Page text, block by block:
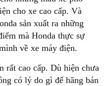
cho xe cao cấp. Và
sản xuất ra những
mà Honda thực sự
về xe máy điện.
rất cao cấp. Dù hiện chưa
có lý do gì để hãng bán